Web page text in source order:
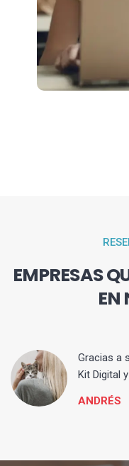
EMPRESAS
EN
Gracias a
Kit Digital
ANDRÉS